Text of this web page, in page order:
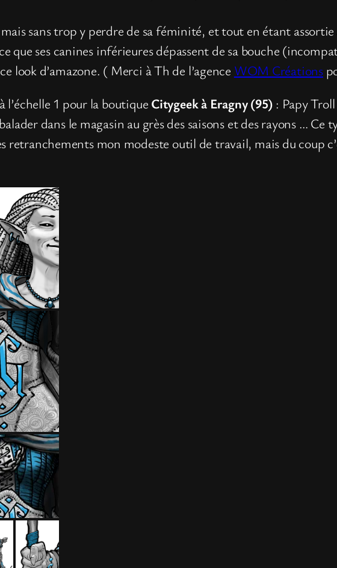
mais sans trop y perdre de sa féminité, et tout en étant
ses canines inférieures dépassent de sa bouche
look d’amazone. ( Merci à Th de l’agence WOM Créations
1 pour la boutique Citygeek à Eragny (95) : Papy
dans le magasin au grès des saisons et des rayons … Ce
retranchements mon modeste outil de travail, mais du coup